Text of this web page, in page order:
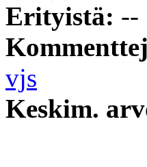
Erityistä: --
vjs
Keskim.